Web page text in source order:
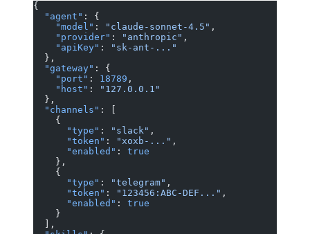
{
  "agent"
: {
    "model"
: "claude-sonnet-4.5" ,
    "provider"
: "anthropic" ,
    "apiKey"
:
"sk-ant-..."
  },
  "gateway"
: {
    "port"
: 18789 ,
    "host"
:
"127.0.0.1"
  },
  "channels"
: [
    {
      "type"
: "slack" ,
      "token"
: "xoxb-..." ,
      "enabled"
: true
    },
    {
      "type"
: "telegram" ,
      "token"
: "123456:ABC-DEF..." ,
      "enabled"
: true
    }
  ],